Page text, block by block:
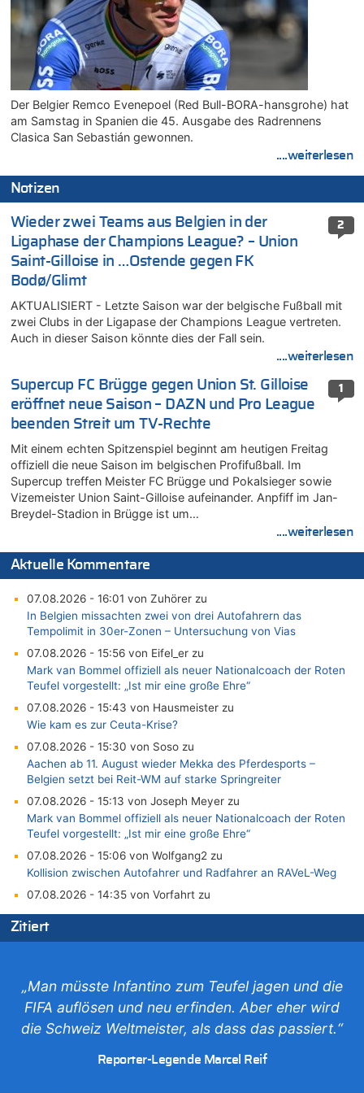
Der Belgier Remco Evenepoel (Red Bull-BORA-hansgrohe) hat
am Samstag in Spanien die 45. Ausgabe des Radrennens
Clasica San Sebastián gewonnen.
....weiterlesen
Notizen
2
Wieder zwei Teams aus Belgien in der
Ligaphase der Champions League? – Union
Saint-Gilloise in …Ostende gegen FK
Bodø/Glimt
AKTUALISIERT - Letzte Saison war der belgische Fußball mit
zwei Clubs in der Ligapase der Champions League vertreten.
Auch in dieser Saison könnte dies der Fall sein.
....weiterlesen
1
Supercup FC Brügge gegen Union St. Gilloise
eröffnet neue Saison – DAZN und Pro League
beenden Streit um TV-Rechte
Mit einem echten Spitzenspiel beginnt am heutigen Freitag
offiziell die neue Saison im belgischen Profifußball. Im
Supercup treffen Meister FC Brügge und Pokalsieger sowie
Vizemeister Union Saint-Gilloise aufeinander. Anpfiff im Jan-
Breydel-Stadion in Brügge ist um…
....weiterlesen
Aktuelle Kommentare
07.08.2026 - 16:01 von Zuhörer zu
In Belgien missachten zwei von drei Autofahrern das
Tempolimit in 30er-Zonen – Untersuchung von Vias
07.08.2026 - 15:56 von Eifel_er zu
Mark van Bommel offiziell als neuer Nationalcoach der Roten
Teufel vorgestellt: „Ist mir eine große Ehre“
07.08.2026 - 15:43 von Hausmeister zu
Wie kam es zur Ceuta-Krise?
07.08.2026 - 15:30 von Soso zu
Aachen ab 11. August wieder Mekka des Pferdesports –
Belgien setzt bei Reit-WM auf starke Springreiter
07.08.2026 - 15:13 von Joseph Meyer zu
Mark van Bommel offiziell als neuer Nationalcoach der Roten
Teufel vorgestellt: „Ist mir eine große Ehre“
07.08.2026 - 15:06 von Wolfgang2 zu
Kollision zwischen Autofahrer und Radfahrer an RAVeL-Weg
07.08.2026 - 14:35 von Vorfahrt zu
In Belgien missachten zwei von drei Autofahrern das
Tempolimit in 30er-Zonen – Untersuchung von Vias
07.08.2026 - 13:39 von alter weißer mann zu
Zurück an den Rhein: Hendrich wechselt zum 1. FC Köln
07.08.2026 - 13:39 von Ach zu
Belgien setzt bei Reit-WM auf starke Springreiter
Zitiert
„Man müsste Infantino zum Teufel jagen und die
FIFA auflösen und neu erfinden. Aber eher wird
die Schweiz Weltmeister, als dass das passiert.“
Reporter-Legende Marcel Reif